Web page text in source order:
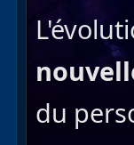
du